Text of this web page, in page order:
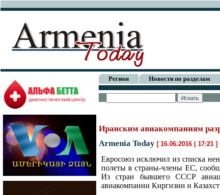
Регион Новости по разделам
Иранским авиакомпаниям
Armenia Today [ 16.06.2016 | 17:21 ]
Евросоюз исключил из списка
полеты в страны-члены ЕС,
Из стран бывшего СССР
авиакомпании Киргизии и